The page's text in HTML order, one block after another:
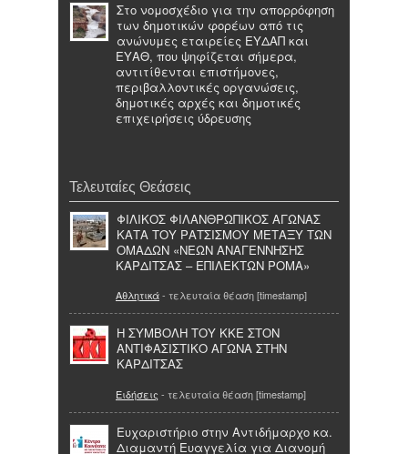
Στο νομοσχέδιο για την απορρόφηση
των δημοτικών φορέων από τις
ανώνυμες εταιρείες ΕΥΔΑΠ και
ΕΥΑΘ, που ψηφίζεται σήμερα,
αντιτίθενται επιστήμονες,
περιβαλλοντικές οργανώσεις,
δημοτικές αρχές και δημοτικές
επιχειρήσεις ύδρευσης
Τελευταίες Θεάσεις
ΦΙΛΙΚΟΣ ΦΙΛΑΝΘΡΩΠΙΚΟΣ ΑΓΩΝΑΣ
ΚΑΤΑ ΤΟΥ ΡΑΤΣΙΣΜΟΥ ΜΕΤΑΞΥ ΤΩΝ
ΟΜΑΔΩΝ «ΝΕΩΝ ΑΝΑΓΕΝΝΗΣΗΣ
ΚΑΡΔΙΤΣΑΣ – ΕΠΙΛΕΚΤΩΝ ΡΟΜΑ»
Αθλητικά- τελευταία θέαση [timestamp]
Η ΣΥΜΒΟΛΗ ΤΟΥ ΚΚΕ ΣΤΟΝ
ΑΝΤΙΦΑΣΙΣΤΙΚΟ ΑΓΩΝΑ ΣΤΗΝ
ΚΑΡΔΙΤΣΑΣ
Ειδήσεις - τελευταία θέαση [timestamp]
Ευχαριστήριο στην Αντιδήμαρχο κα.
Διαμαντή Ευαγγελία για Διανομή